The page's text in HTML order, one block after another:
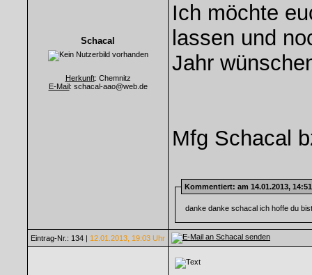
Schacal
Herkunft: Chemnitz
E-Mail: schacal-aao@web.de
Ich möchte
lassen und
Jahr
Mfg Schacal
Kommentiert: am 14.01.2013,
danke danke schacal ich hoffe du
Eintrag-Nr.: 134 | 12.01.2013, 19:03 Uhr